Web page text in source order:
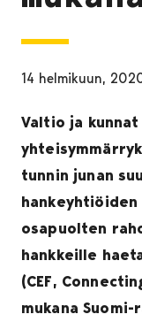
14 helmikuun,
Valtio ja
tunnin junan
osapuolten
hankkeille
(CEF,
mukana